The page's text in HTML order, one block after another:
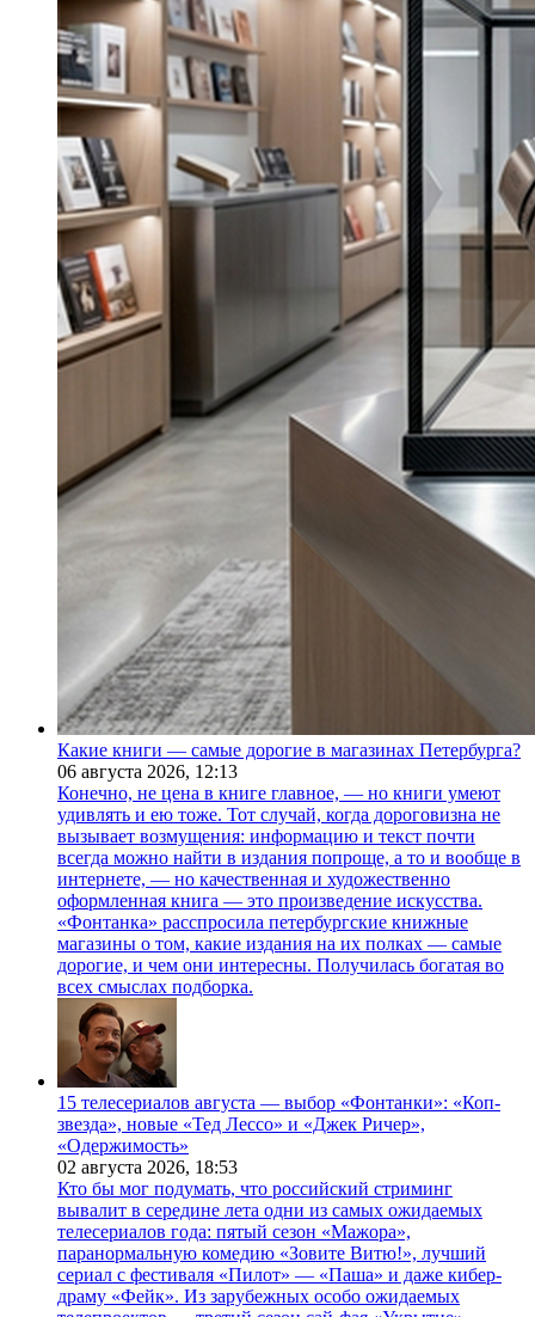
Какие книги — самые дорогие в магазинах Петербурга?
06 августа 2026, 12:13
Конечно, не цена в книге главное, — но книги умеют
удивлять и ею тоже. Тот случай, когда дороговизна не
вызывает возмущения: информацию и текст почти
всегда можно найти в издания попроще, а то и вообще в
интернете, — но качественная и художественно
оформленная книга — это произведение искусства.
«Фонтанка» расспросила петербургские книжные
магазины о том, какие издания на их полках — самые
дорогие, и чем они интересны. Получилась богатая во
всех смыслах подборка.
15 телесериалов августа — выбор «Фонтанки»: «Коп-
звезда», новые «Тед Лессо» и «Джек Ричер»,
«Одержимость»
02 августа 2026, 18:53
Кто бы мог подумать, что российский стриминг
вывалит в середине лета одни из самых ожидаемых
телесериалов года: пятый сезон «Мажора»,
паранормальную комедию «Зовите Витю!», лучший
сериал с фестиваля «Пилот» — «Паша» и даже кибер-
драму «Фейк». Из зарубежных особо ожидаемых